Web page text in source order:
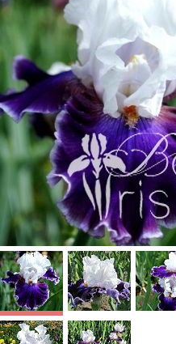
Enjoy the Party
Blyth’99, VE, M, 86.
Кремово-белые